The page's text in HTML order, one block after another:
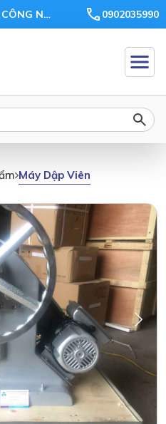
CÔNG TY TNHH THIẾT BỊ VÀ CÔNG NGHỆ CHÂU GIANG 0902035990
Máy Dập Viên